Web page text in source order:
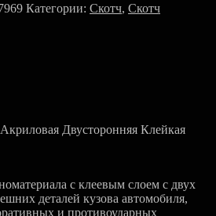
Категории: Скотч, Скотч
Двусторонняя Клейкая
с клеевым слоем с двух
деталей кузова автомобиля,
и противоударных